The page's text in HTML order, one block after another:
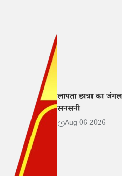
लापता छात्रा का
सनसनी
Aug 06 2026